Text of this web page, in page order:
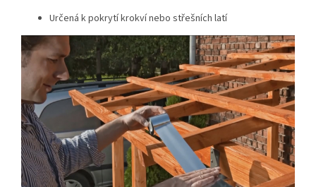
Určená k pokrytí krokví nebo střešních latí